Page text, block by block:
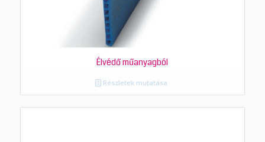
Élvédő műanyagból
Részletek mutatása